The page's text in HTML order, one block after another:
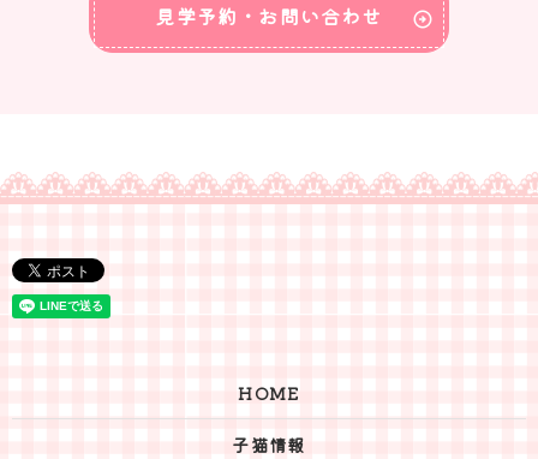
見学予約・お問い合わせ
HOME
子猫情報